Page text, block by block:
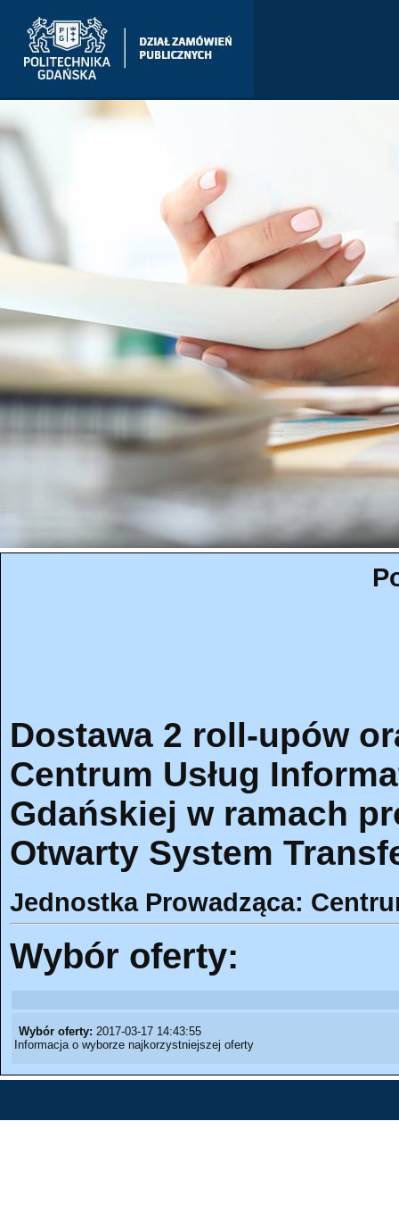
Dostawa 2 roll-upów
Centrum Usług
Gdańskiej w ramach
Otwarty System
Jednostka Prowadząca:
Wybór oferty:
Wybór oferty: 2017-03-17 14:43:55
Informacja o wyborze najkorzystniejszej oferty